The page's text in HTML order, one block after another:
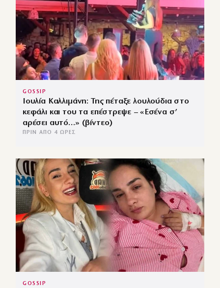
GOSSIP
Ιουλία Καλλιμάνη: Της πέταξε λουλούδια στο
κεφάλι και του τα επέστρεψε – «Εσένα σ’
αρέσει αυτό…» (βίντεο)
ΠΡΙΝ ΑΠΌ 4 ΏΡΕΣ
GOSSIP